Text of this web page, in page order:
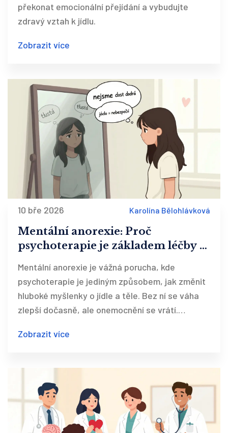
překonat emocionální přejídání a vybudujte
zdravý vztah k jídlu.
Zobrazit více
10 bře 2026 Karolína Bělohlávková
Mentální anorexie: Proč
psychoterapie je základem léčby a
Mentální anorexie je vážná porucha, kde
psychoterapie je jediným způsobem, jak změnit
hluboké myšlenky o jídle a těle. Bez ní se váha
zlepší dočasně, ale onemocnění se vrátí.
jsou nezbytné.
Zobrazit více